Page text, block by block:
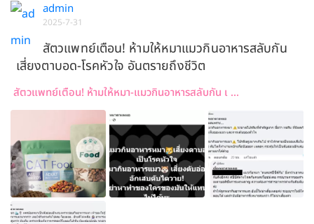
admin
2025-7-31
สัตวแพทย์เตือน! ห้ามให้หมาแมวกินอาหารสลับกัน
เสี่ยงตาบอด-โรคหัวใจ อันตรายถึงชีวิต
สัตวแพทย์เตือน! ห้ามให้หมา-แมวกินอาหารสลับกัน เ ...